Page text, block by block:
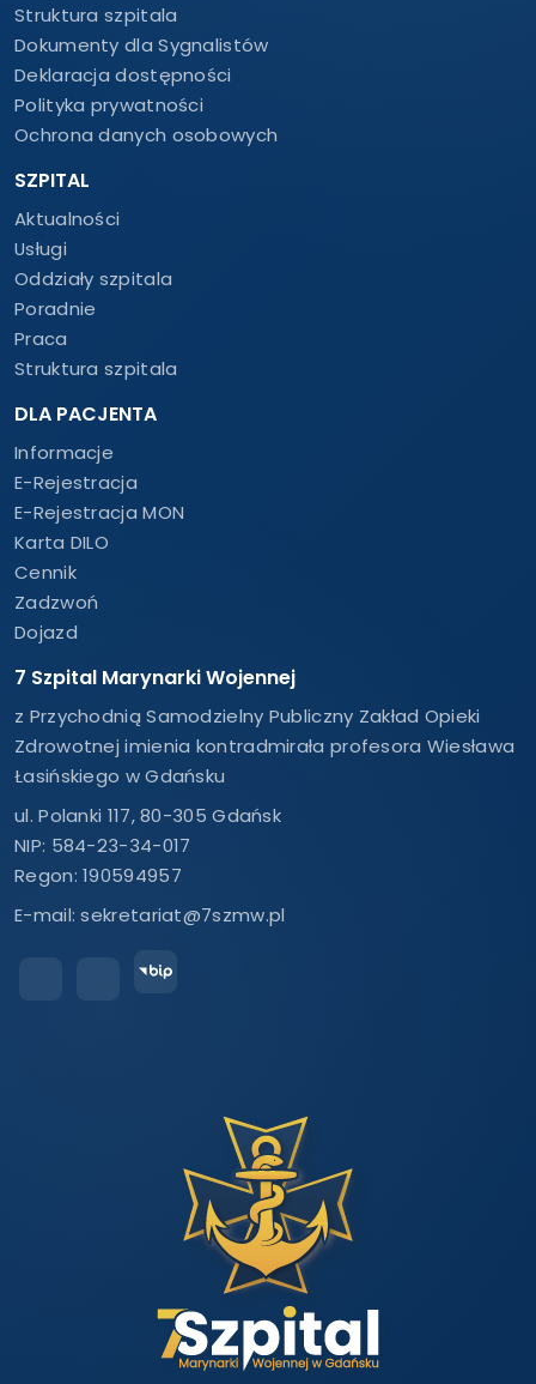
Struktura szpitala
Dokumenty dla Sygnalistów
Deklaracja dostępności
Polityka prywatności
Ochrona danych osobowych
SZPITAL
Aktualności
Usługi
Oddziały szpitala
Poradnie
Praca
Struktura szpitala
DLA PACJENTA
Informacje
E-Rejestracja
E-Rejestracja MON
Karta DILO
Cennik
Zadzwoń
Dojazd
7 Szpital Marynarki Wojennej
z Przychodnią Samodzielny Publiczny Zakład Opieki
Zdrowotnej imienia kontradmirała profesora Wiesława
Łasińskiego w Gdańsku
ul. Polanki 117, 80-305 Gdańsk
NIP: 584-23-34-017
Regon: 190594957
E-mail:sekretariat@7szmw.pl